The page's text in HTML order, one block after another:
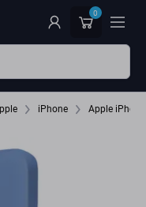
0
iPhone Apple